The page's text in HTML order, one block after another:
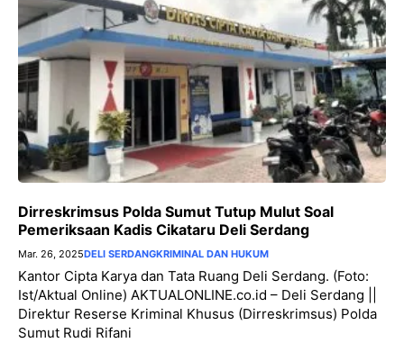
Dirreskrimsus Polda Sumut Tutup Mulut Soal
Pemeriksaan Kadis Cikataru Deli Serdang
Mar. 26, 2025DELI SERDANGKRIMINAL DAN HUKUM
Kantor Cipta Karya dan Tata Ruang Deli Serdang. (Foto:
Ist/Aktual Online) AKTUALONLINE.co.id – Deli Serdang ||
Direktur Reserse Kriminal Khusus (Dirreskrimsus) Polda
Sumut Rudi Rifani